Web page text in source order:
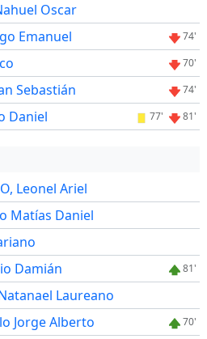
Oscar
Emanuel 74'
70'
Sebastián 74'
Daniel 77' 81'
Leonel Ariel
Matías Daniel
Damián 81'
Laureano
Jorge Alberto 70'